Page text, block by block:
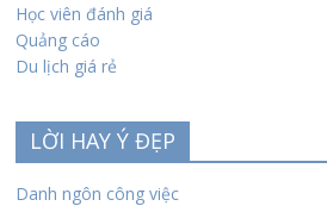
Học viên đánh giá
Quảng cáo
Du lịch giá rẻ
LỜI HAY Ý ĐẸP
Danh ngôn công việc